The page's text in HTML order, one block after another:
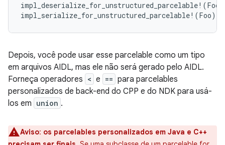
impl_deserialize_for_unstructured_parcelable! (Foo
impl_serialize_for_unstructured_parcelable! (Foo);
Depois, você pode usar esse parcelable como um tipo
em arquivos AIDL, mas ele não será gerado pelo AIDL.
Forneça operadores < e == para parcelables
personalizados de back-end do CPP e do NDK para usá-
los em union .
Aviso: os parcelables personalizados em Java e C++